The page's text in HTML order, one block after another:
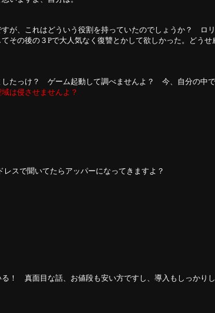
が、これはどういう役割を持っていたのでしょうか？ ロ
の後の３Pで大人気なく復讐とかして欲しかった。どう
たっけ？ ゲーム起動して調べませんよ？ 今、自分の中
は侵させませんよ？
スで聞いてたらアッパーになってきますよ？
！ 真面目な話、お値段も安い方ですし、導入もしっかり